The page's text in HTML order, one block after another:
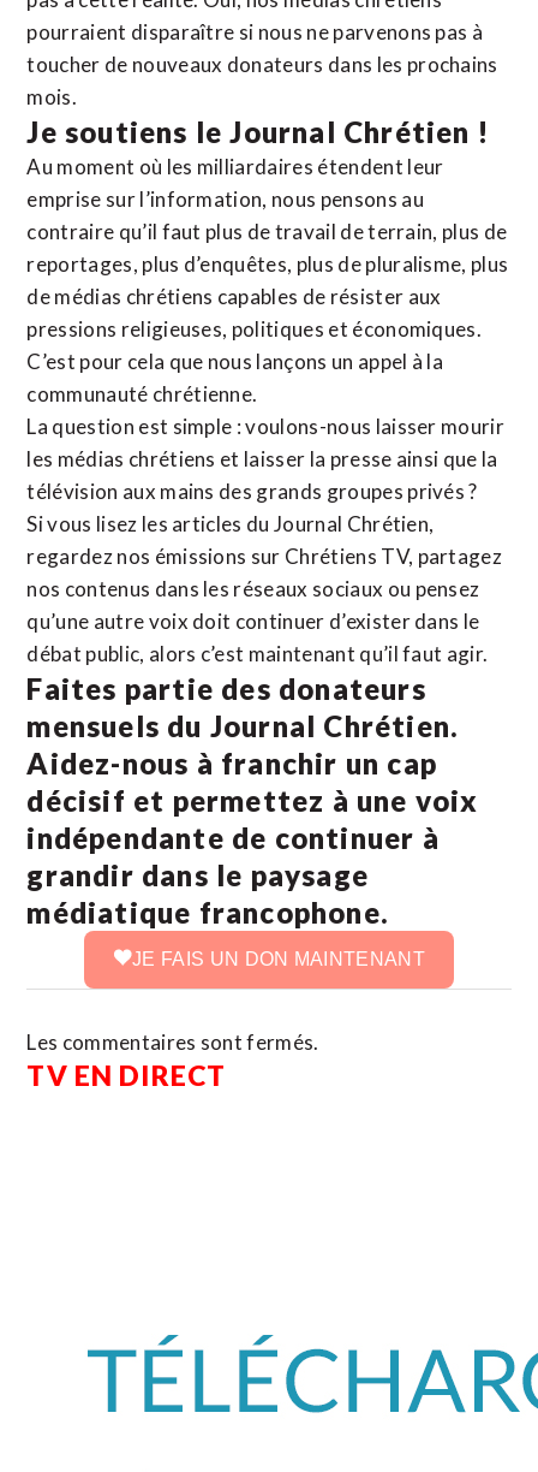
pourraient disparaître si nous ne parvenons pas à
toucher de nouveaux donateurs dans les prochains
mois.
Je soutiens le Journal Chrétien !
Au moment où les milliardaires étendent leur
emprise sur l’information, nous pensons au
contraire qu’il faut plus de travail de terrain, plus de
reportages, plus d’enquêtes, plus de pluralisme, plus
de médias chrétiens capables de résister aux
pressions religieuses, politiques et économiques.
C’est pour cela que nous lançons un appel à la
communauté chrétienne.
La question est simple : voulons-nous laisser mourir
les médias chrétiens et laisser la presse ainsi que la
télévision aux mains des grands groupes privés ?
Si vous lisez les articles du Journal Chrétien,
regardez nos émissions sur Chrétiens TV, partagez
nos contenus dans les réseaux sociaux ou pensez
qu’une autre voix doit continuer d’exister dans le
débat public, alors c’est maintenant qu’il faut agir.
Faites partie des donateurs
mensuels du Journal Chrétien.
Aidez-nous à franchir un cap
décisif et permettez à une voix
indépendante de continuer à
grandir dans le paysage
médiatique francophone.
JE FAIS UN DON MAINTENANT
Les commentaires sont fermés.
TV EN DIRECT